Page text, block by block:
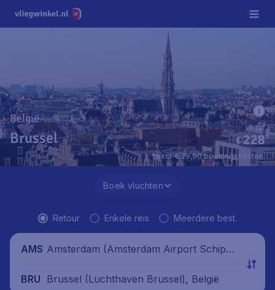
België
Brussel € 228*
vanaf
*excl. € 29,90 boekingskosten.
Boek vluchten
Retour Enkele reis Meerdere best.
AMS Amsterdam (Amsterdam Airport Schipho
BRU Brussel (Luchthaven Brussel), België